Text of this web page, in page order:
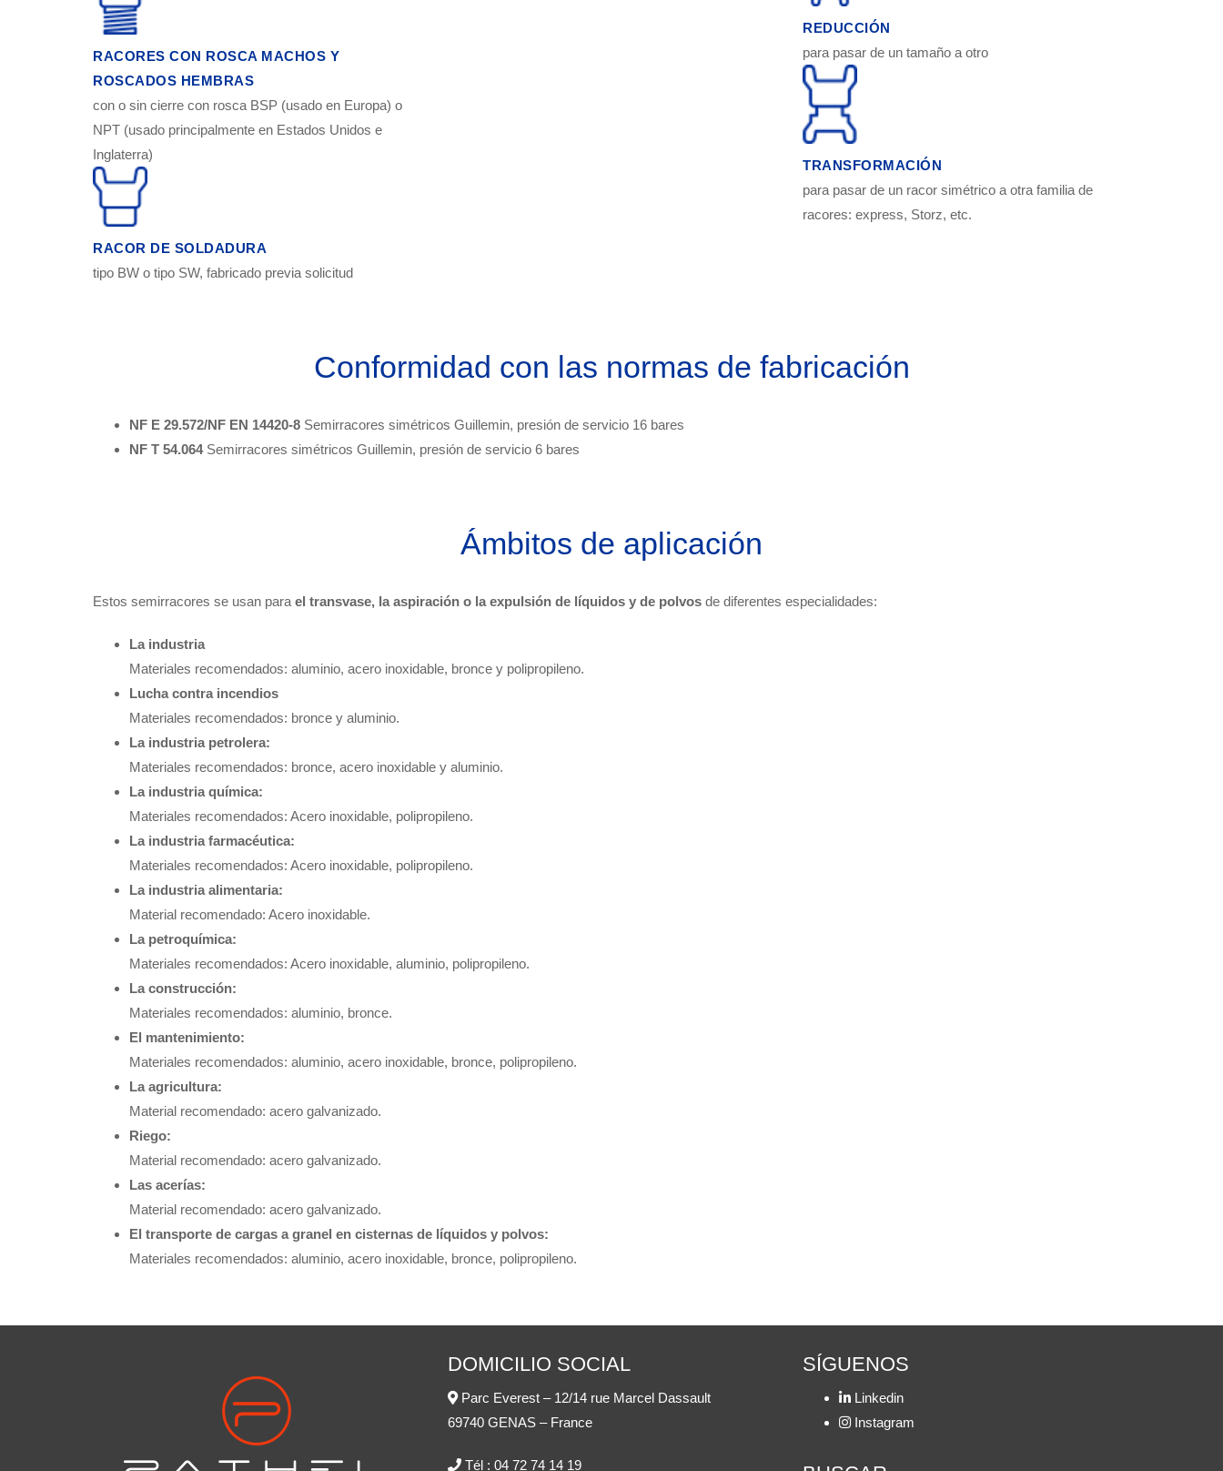
RACORES CON ROSCA MACHOS Y
ROSCADOS HEMBRAS
con o sin cierre con rosca BSP (usado en Europa) o
NPT (usado principalmente en Estados Unidos e
Inglaterra)
RACOR DE SOLDADURA
tipo BW o tipo SW, fabricado previa solicitud
REDUCCIÓN
para pasar de un tamaño a otro
TRANSFORMACIÓN
para pasar de un racor simétrico a otra familia de
racores: express, Storz, etc.
Conformidad con las normas de fabricación
NF E 29.572/NF EN 14420-8 Semirracores simétricos Guillemin, presión de servicio 16 bares
NF T 54.064Semirracores simétricos Guillemin, presión de servicio 6 bares
Ámbitos de aplicación
Estos semirracores se usan para el transvase, la aspiración o la expulsión de líquidos y de polvos de diferentes especialidades:
La industria
Materiales recomendados: aluminio, acero inoxidable, bronce y polipropileno.
Lucha contra incendios
Materiales recomendados: bronce y aluminio.
La industria petrolera:
Materiales recomendados: bronce, acero inoxidable y aluminio.
La industria química:
Materiales recomendados: Acero inoxidable, polipropileno.
La industria farmacéutica:
Materiales recomendados: Acero inoxidable, polipropileno.
La industria alimentaria:
Material recomendado: Acero inoxidable.
La petroquímica:
Materiales recomendados: Acero inoxidable, aluminio, polipropileno.
La construcción:
Materiales recomendados: aluminio, bronce.
El mantenimiento:
Materiales recomendados: aluminio, acero inoxidable, bronce, polipropileno.
La agricultura:
Material recomendado: acero galvanizado.
Riego:
Material recomendado: acero galvanizado.
Las acerías:
Material recomendado: acero galvanizado.
El transporte de cargas a granel en cisternas de líquidos y polvos:
Materiales recomendados: aluminio, acero inoxidable, bronce, polipropileno.
DOMICILIO SOCIAL
Parc Everest – 12/14 rue Marcel Dassault
69740 GENAS – France
Tél : 04 72 74 14 19
SÍGUENOS
Linkedin
Instagram